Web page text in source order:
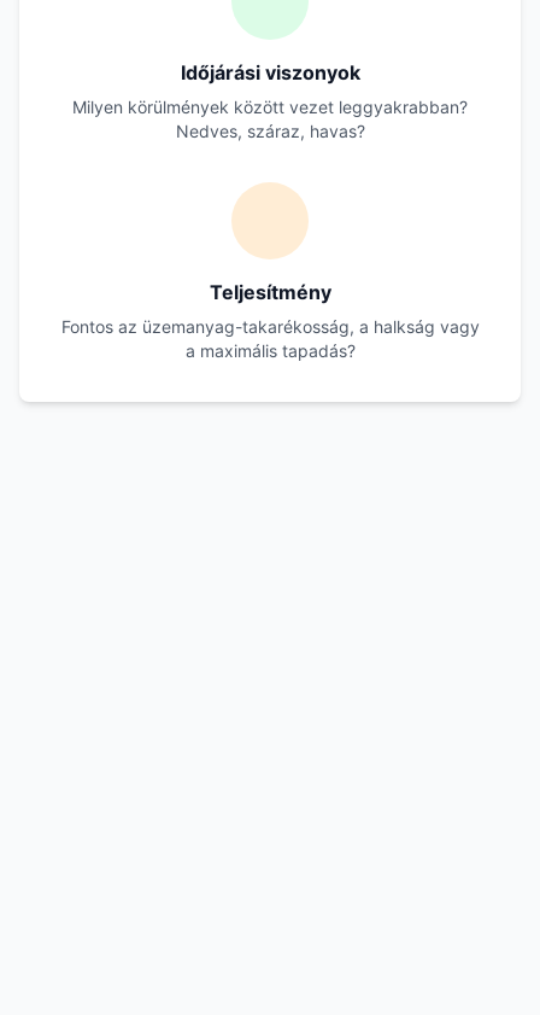
Időjárási viszonyok
Milyen körülmények között vezet leggyakrabban?
Nedves, száraz, havas?
Teljesítmény
Fontos az üzemanyag-takarékosság, a halkság vagy
a maximális tapadás?